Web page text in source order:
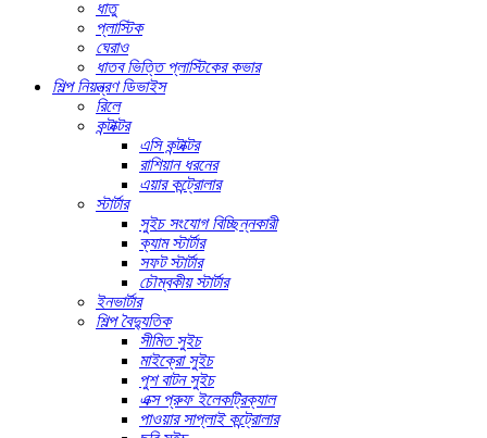
ধাতু
প্লাস্টিক
ঘেরাও
ধাতব ভিত্তি প্লাস্টিকের কভার
শিল্প নিয়ন্ত্রণ ডিভাইস
রিলে
কন্টাক্টর
এসি কন্টাক্টর
রাশিয়ান ধরনের
এয়ার কন্ট্রোলার
স্টার্টার
সুইচ সংযোগ বিচ্ছিন্নকারী
ক্যাম স্টার্টার
সফট স্টার্টার
চৌম্বকীয় স্টার্টার
ইনভার্টার
শিল্প বৈদ্যুতিক
সীমিত সুইচ
মাইক্রো সুইচ
পুশ বাটন সুইচ
এক্স প্রুফ ইলেকট্রিক্যাল
পাওয়ার সাপ্লাই কন্ট্রোলার